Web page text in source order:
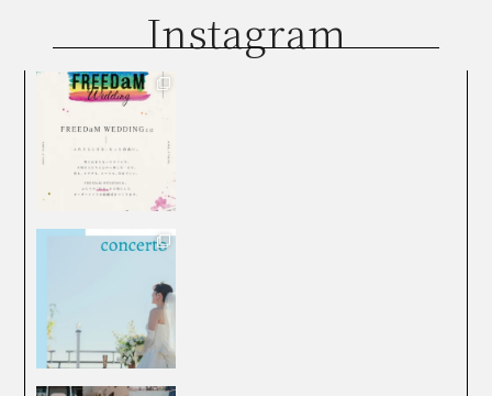
Instagram